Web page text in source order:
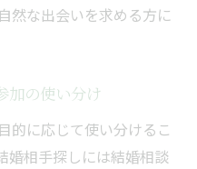
然な出会いを求める方に
加の使い分け
的に応じて使い分けるこ
婚相手探しには結婚相談